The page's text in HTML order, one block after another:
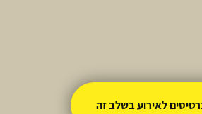
לאירוע בשלב זה